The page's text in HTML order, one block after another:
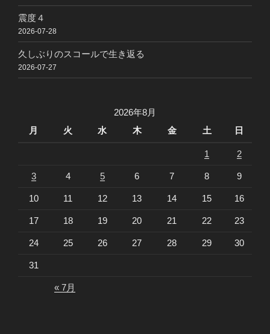
震度４
2026-07-28
久しぶりのスコールで生き返る
2026-07-27
2026年8月
月
火 水 木 金 土 日
1 2
3 4 5 6 7 8 9
10 11 12 13 14 15 16
17 18 19 20 21 22 23
24 25 26 27 28 29 30
31
« 7月